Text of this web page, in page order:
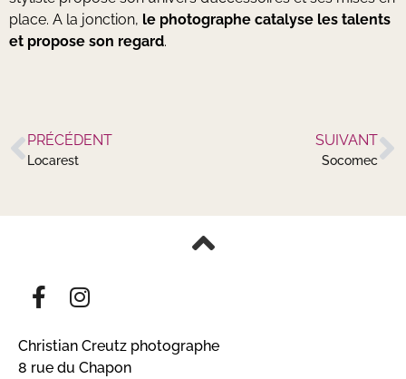
place. A la jonction, le photographe catalyse les talents
et propose son regard.
PRÉCÉDENT
Locarest
SUIVANT
Socomec
Christian Creutz photographe
8 rue du Chapon